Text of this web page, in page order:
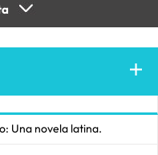
Una novela latina.